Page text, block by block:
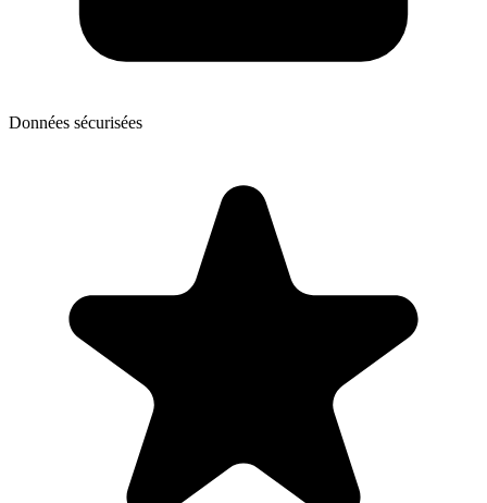
Données sécurisées